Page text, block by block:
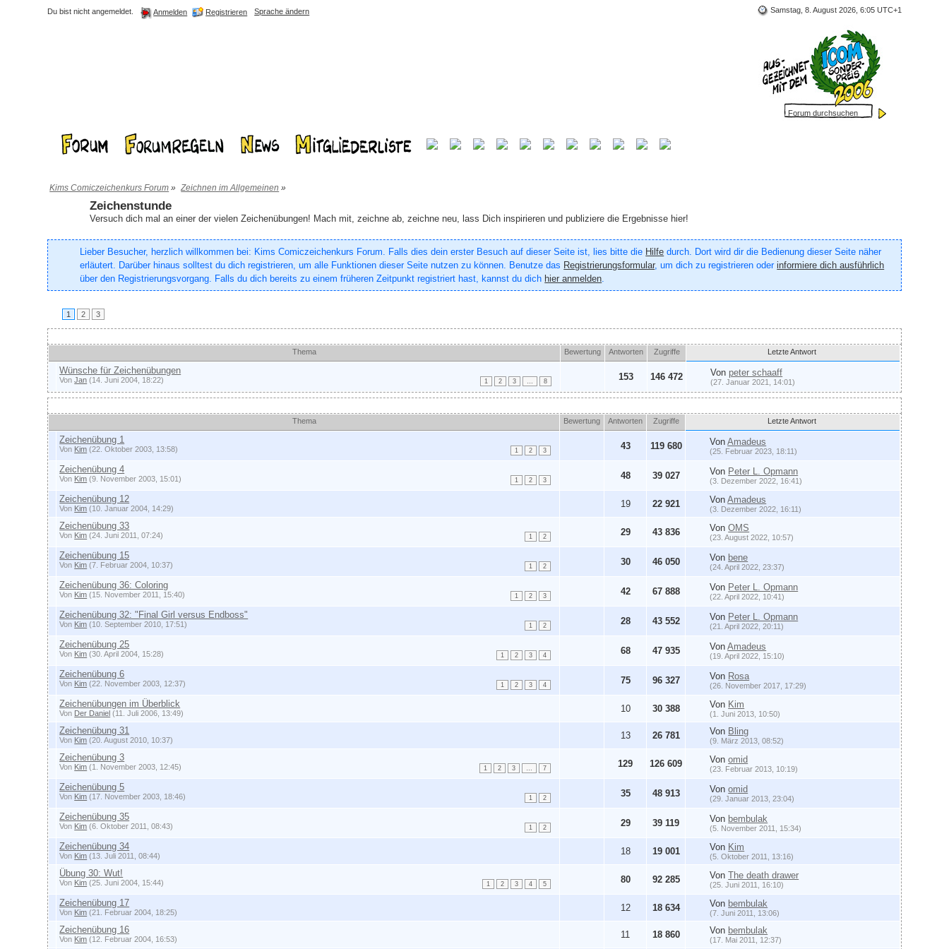
Samstag, 8. August 2026, 6:05 UTC+1
Du bist nicht angemeldet. Anmelden Registrieren Sprache ändern
Kims Comiczeichenkurs Forum » Zeichnen im Allgemeinen »
Zeichenstunde
Versuch dich mal an einer der vielen Zeichenübungen! Mach mit, zeichne ab, zeichne neu, lass Dich inspirieren und publiziere die Ergebnisse hier!
Lieber Besucher, herzlich willkommen bei: Kims Comiczeichenkurs Forum. Falls dies dein erster Besuch auf dieser Seite ist, lies bitte die Hilfe durch. Dort wird dir die Bedienung dieser Seite näher
erläutert. Darüber hinaus solltest du dich registrieren, um alle Funktionen dieser Seite nutzen zu können. Benutze das Registrierungsformular, um dich zu registrieren oderinformiere dich ausführlich
über den Registrierungsvorgang. Falls du dich bereits zu einem früheren Zeitpunkt registriert hast, kannst du dich hier anmelden.
1 2 3
Thema Bewertung Antworten Zugriffe Letzte Antwort
Wünsche für Zeichenübungen
1 2 3 … 8
VonJan (14. Juni 2004, 18:22) 153 146 472 Von peter schaaff
(27. Januar 2021, 14:01)
Thema Bewertung Antworten Zugriffe Letzte Antwort
Zeichenübung 1
1 2 3
Von Kim (22. Oktober 2003, 13:58) 43 119 680 VonAmadeus
(25. Februar 2023, 18:11)
Zeichenübung 4
1 2 3
Von Kim (9. November 2003, 15:01) 48 39 027 Von Peter L. Opmann
(3. Dezember 2022, 16:41)
Zeichenübung 12
Von Kim (10. Januar 2004, 14:29) 19 22 921 VonAmadeus
(3. Dezember 2022, 16:11)
Zeichenübung 33
1 2
Von Kim (24. Juni 2011, 07:24) 29 43 836 VonOMS
(23. August 2022, 10:57)
Zeichenübung 15
1 2
Von Kim (7. Februar 2004, 10:37) 30 46 050 Von bene
(24. April 2022, 23:37)
Zeichenübung 36: Coloring
1 2 3
Von Kim (15. November 2011, 15:40) 42 67 888 Von Peter L. Opmann
(22. April 2022, 10:41)
Zeichenübung 32: "Final Girl versus Endboss"
1 2
Von Kim (10. September 2010, 17:51) 28 43 552 Von Peter L. Opmann
(21. April 2022, 20:11)
Zeichenübung 25
1 2 3 4
Von Kim (30. April 2004, 15:28) 68 47 935 VonAmadeus
(19. April 2022, 15:10)
Zeichenübung 6
1 2 3 4
Von Kim (22. November 2003, 12:37) 75 96 327 Von Rosa
(26. November 2017, 17:29)
Zeichenübungen im Überblick
Von Der Daniel (11. Juli 2006, 13:49) 10 30 388 Von Kim
(1. Juni 2013, 10:50)
Zeichenübung 31
Von Kim (20. August 2010, 10:37) 13 26 781 Von Bling
(9. März 2013, 08:52)
Zeichenübung 3
1 2 3 … 7
Von Kim (1. November 2003, 12:45) 129 126 609 Vonomid
(23. Februar 2013, 10:19)
Zeichenübung 5
1 2
Von Kim (17. November 2003, 18:46) 35 48 913 Vonomid
(29. Januar 2013, 23:04)
Zeichenübung 35
1 2
Von Kim (6. Oktober 2011, 08:43) 29 39 119 Von bembulak
(5. November 2011, 15:34)
Zeichenübung 34
Von Kim (13. Juli 2011, 08:44) 18 19 001 Von Kim
(5. Oktober 2011, 13:16)
Übung 30: Wut!
1 2 3 4 5
Von Kim (25. Juni 2004, 15:44) 80 92 285 VonThe death drawer
(25. Juni 2011, 16:10)
Zeichenübung 17
Von Kim (21. Februar 2004, 18:25) 12 18 634 Von bembulak
(7. Juni 2011, 13:06)
Zeichenübung 16
Von Kim (12. Februar 2004, 16:53) 11 18 860 Von bembulak
(17. Mai 2011, 12:37)